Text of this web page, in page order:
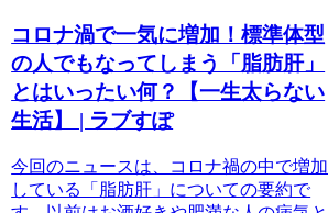
コロナ渦で一気に増加！標準体型
の人でもなってしまう「脂肪肝」
とはいったい何？【一生太らない
生活】 | ラブすぽ
今回のニュースは、コロナ禍の中で増加
している「脂肪肝」についての要約で